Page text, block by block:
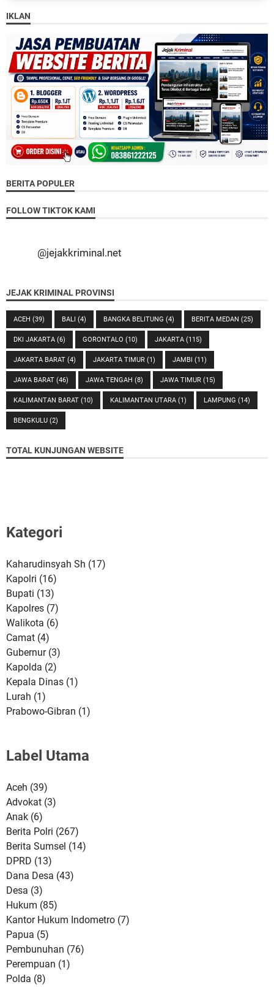
IKLAN
BERITA POPULER
FOLLOW TIKTOK KAMI
@jejakkriminal.net
JEJAK KRIMINAL PROVINSI
ACEH (39) BALI (4) BANGKA BELITUNG (4) BERITA MEDAN (25)
DKI JAKARTA (6) GORONTALO (10) JAKARTA (115)
JAKARTA BARAT (4) JAKARTA TIMUR (1) JAMBI (11)
JAWA BARAT (46) JAWA TENGAH (8) JAWA TIMUR (15)
KALIMANTAN BARAT (10) KALIMANTAN UTARA (1) LAMPUNG (14)
BENGKULU (2)
TOTAL KUNJUNGAN WEBSITE
Kategori
Kaharudinsyah Sh (17)
Kapolri (16)
Bupati (13)
Kapolres (7)
Walikota (6)
Camat (4)
Gubernur (3)
Kapolda (2)
Kepala Dinas (1)
Lurah (1)
Prabowo-Gibran (1)
Label Utama
Aceh (39)
Advokat (3)
Anak (6)
Berita Polri (267)
Berita Sumsel (14)
DPRD (13)
Dana Desa (43)
Desa (3)
Hukum (85)
Kantor Hukum Indometro (7)
Papua (5)
Pembunuhan (76)
Perempuan (1)
Polda (8)